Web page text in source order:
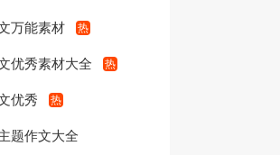
万能素材
优秀素材大全
优秀
题作文大全